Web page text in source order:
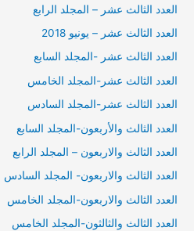
العدد الثالث عشر – المجلد الرابع
العدد الثالث عشر – يونيو 2018
العدد الثالث عشر -المجلد السابع
العدد الثالث عشر-المجلد الخامس
العدد الثالث عشر-المجلد السادس
العدد الثالث والأربعون-المجلد السابع
العدد الثالث والاربعون – المجلد الرابع
العدد الثالث والاربعون- المجلد السادس
العدد الثالث والاربعون-المجلد الخامس
العدد الثالث والثالثون-المجلد الخامس